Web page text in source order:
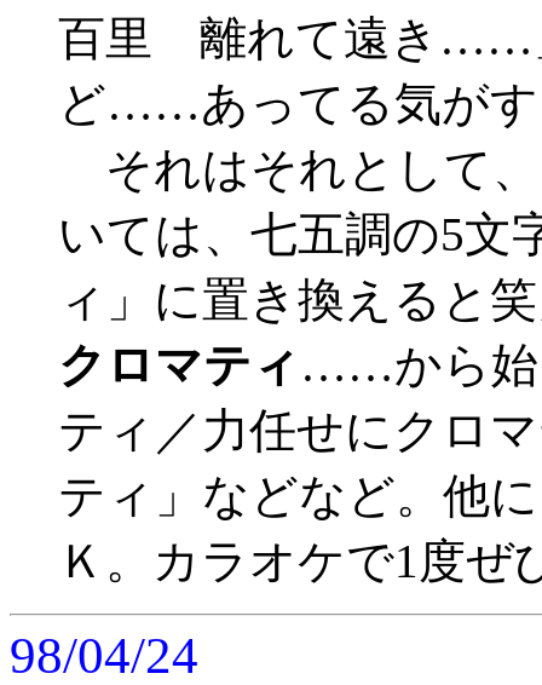
百里 離れて遠き……
ど……あってる気がす
それはそれとして
いては、七五調の5文
ィ」に置き換えると
クロマティ ……から始
ティ／力任せにクロ
ティ」などなど。他
Ｋ。カラオケで1度ぜ
98/04/24